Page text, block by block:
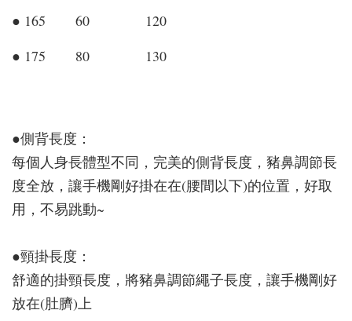
● 165 60 120
● 175 80 130
●側背長度：
每個人身長體型不同，完美的側背長度，豬鼻調節長
度全放，讓手機剛好掛在在(腰間以下)的位置，好取
用，不易跳動~
●頸掛長度：
舒適的掛頸長度，將豬鼻調節繩子長度，讓手機剛好
放在(肚臍)上